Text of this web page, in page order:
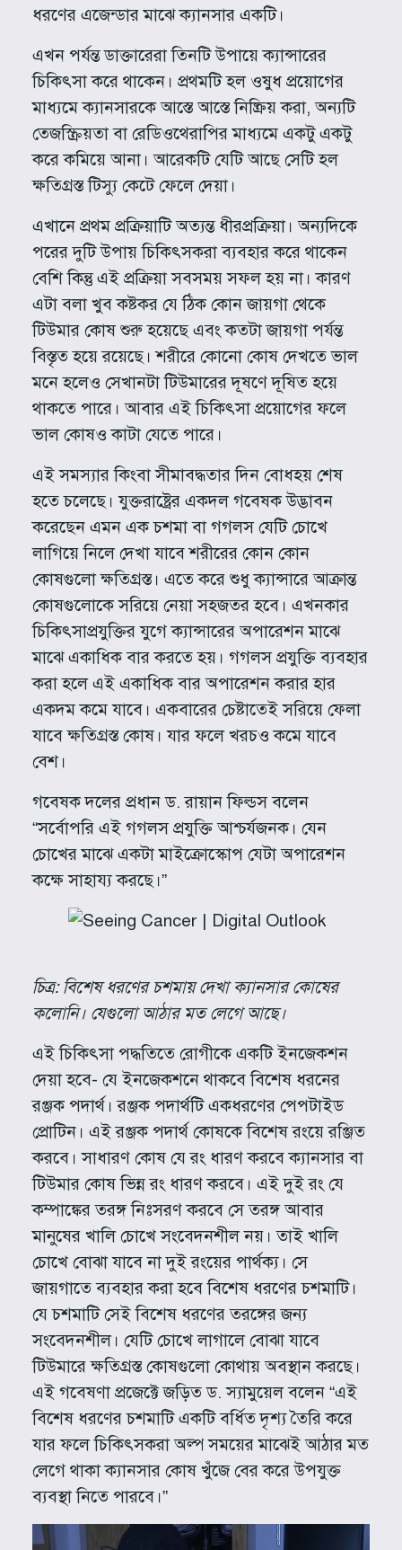
ধরণের এজেন্ডার মাঝে ক্যানসার একটি।
এখন পর্যন্ত ডাক্তারেরা তিনটি উপায়ে ক্যান্সারের
চিকিৎসা করে থাকেন। প্রথমটি হল ওষুধ প্রয়োগের
মাধ্যমে ক্যানসারকে আস্তে আস্তে নিষ্ক্রিয় করা, অন্যটি
তেজস্ক্রিয়তা বা রেডিওথেরাপির মাধ্যমে একটু একটু
করে কমিয়ে আনা। আরেকটি যেটি আছে সেটি হল
ক্ষতিগ্রস্ত টিস্যু কেটে ফেলে দেয়া।
এখানে প্রথম প্রক্রিয়াটি অত্যন্ত ধীরপ্রক্রিয়া। অন্যদিকে
পরের দুটি উপায় চিকিৎসকরা ব্যবহার করে থাকেন
বেশি কিন্তু এই প্রক্রিয়া সবসময় সফল হয় না। কারণ
এটা বলা খুব কষ্টকর যে ঠিক কোন জায়গা থেকে
টিউমার কোষ শুরু হয়েছে এবং কতটা জায়গা পর্যন্ত
বিস্তৃত হয়ে রয়েছে। শরীরে কোনো কোষ দেখতে ভাল
মনে হলেও সেখানটা টিউমারের দূষণে দূষিত হয়ে
থাকতে পারে। আবার এই চিকিৎসা প্রয়োগের ফলে
ভাল কোষও কাটা যেতে পারে।
এই সমস্যার কিংবা সীমাবদ্ধতার দিন বোধহয় শেষ
হতে চলেছে। যুক্তরাষ্ট্রের একদল গবেষক উদ্ভাবন
করেছেন এমন এক চশমা বা গগলস যেটি চোখে
লাগিয়ে নিলে দেখা যাবে শরীরের কোন কোন
কোষগুলো ক্ষতিগ্রস্ত। এতে করে শুধু ক্যান্সারে আক্রান্ত
কোষগুলোকে সরিয়ে নেয়া সহজতর হবে। এখনকার
চিকিৎসাপ্রযুক্তির যুগে ক্যান্সারের অপারেশন মাঝে
মাঝে একাধিক বার করতে হয়। গগলস প্রযুক্তি ব্যবহার
করা হলে এই একাধিক বার অপারেশন করার হার
একদম কমে যাবে। একবারের চেষ্টাতেই সরিয়ে ফেলা
যাবে ক্ষতিগ্রস্ত কোষ। যার ফলে খরচও কমে যাবে
বেশ।
গবেষক দলের প্রধান ড. রায়ান ফিল্ডস বলেন
“সর্বোপরি এই গগলস প্রযুক্তি আশ্চর্যজনক। যেন
চোখের মাঝে একটা মাইক্রোস্কোপ যেটা অপারেশন
কক্ষে সাহায্য করছে।”
চিত্র: বিশেষ ধরণের চশমায় দেখা ক্যানসার কোষের
কলোনি। যেগুলো আঠার মত লেগে আছে।
এই চিকিৎসা পদ্ধতিতে রোগীকে একটি ইনজেকশন
দেয়া হবে- যে ইনজেকশনে থাকবে বিশেষ ধরনের
রঞ্জক পদার্থ। রঞ্জক পদার্থটি একধরণের পেপটাইড
প্রোটিন। এই রঞ্জক পদার্থ কোষকে বিশেষ রংয়ে রঞ্জিত
করবে। সাধারণ কোষ যে রং ধারণ করবে ক্যানসার বা
টিউমার কোষ ভিন্ন রং ধারণ করবে। এই দুই রং যে
কম্পাঙ্কের তরঙ্গ নিঃসরণ করবে সে তরঙ্গ আবার
মানুষের খালি চোখে সংবেদনশীল নয়। তাই খালি
চোখে বোঝা যাবে না দুই রংয়ের পার্থক্য। সে
জায়গাতে ব্যবহার করা হবে বিশেষ ধরণের চশমাটি।
যে চশমাটি সেই বিশেষ ধরণের তরঙ্গের জন্য
সংবেদনশীল। যেটি চোখে লাগালে বোঝা যাবে
টিউমারে ক্ষতিগ্রস্ত কোষগুলো কোথায় অবস্থান করছে।
এই গবেষণা প্রজেক্টে জড়িত ড. স্যামুয়েল বলেন “এই
বিশেষ ধরণের চশমাটি একটি বর্ধিত দৃশ্য তৈরি করে
যার ফলে চিকিৎসকরা অল্প সময়ের মাঝেই আঠার মত
লেগে থাকা ক্যানসার কোষ খুঁজে বের করে উপযুক্ত
ব্যবস্থা নিতে পারবে।”